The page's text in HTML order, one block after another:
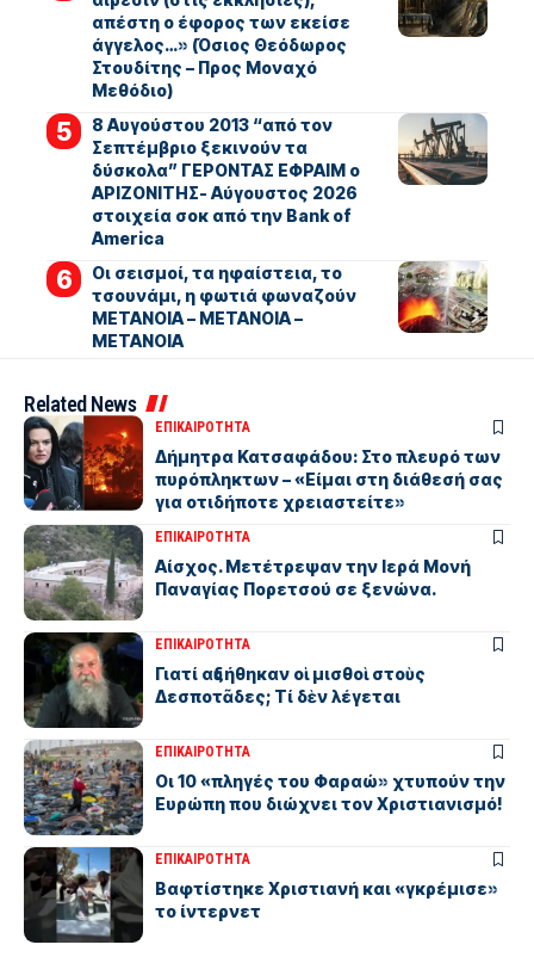
απέστη ο έφορος των εκείσε
άγγελος…» (Όσιος Θεόδωρος
Στουδίτης – Προς Μοναχό
Μεθόδιο)
8 Αυγούστου 2013 “από τον
Σεπτέμβριο ξεκινούν τα
δύσκολα” ΓΕΡΟΝΤΑΣ ΕΦΡΑΙΜ ο
ΑΡΙΖΟΝΙΤΗΣ- Αύγουστος 2026
στοιχεία σοκ από την Bank of
America
Οι σεισμοί, τα ηφαίστεια, το
τσουνάμι, η φωτιά φωναζούν
ΜΕΤΑΝΟΙΑ – ΜΕΤΑΝΟΙΑ –
ΜΕΤΑΝΟΙΑ
Related News
ΕΠΙΚΑΙΡΟΤΗΤΑ
Δήμητρα Κατσαφάδου: Στο πλευρό των
πυρόπληκτων – «Είμαι στη διάθεσή σας
για οτιδήποτε χρειαστείτε»
ΕΠΙΚΑΙΡΟΤΗΤΑ
Αίσχος. Μετέτρεψαν την Ιερά Μονή
Παναγίας Πορετσού σε ξενώνα.
ΕΠΙΚΑΙΡΟΤΗΤΑ
Γιατί αὐξήθηκαν οἱ μισθοὶ στοὺς
Δεσποτᾶδες; Τί δὲν λέγεται
ΕΠΙΚΑΙΡΟΤΗΤΑ
Οι 10 «πληγές του Φαραώ» χτυπούν την
Ευρώπη που διώχνει τον Χριστιανισμό!
ΕΠΙΚΑΙΡΟΤΗΤΑ
Βαφτίστηκε Χριστιανή και «γκρέμισε»
το ίντερνετ